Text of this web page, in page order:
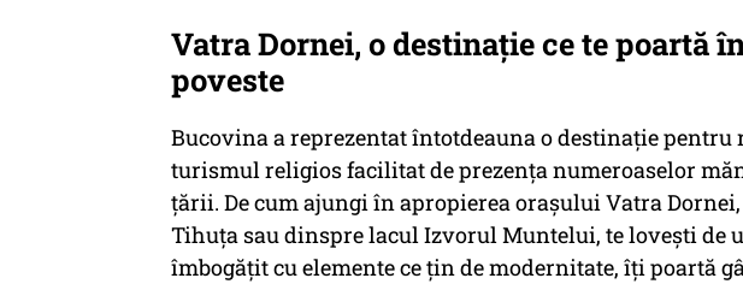
Vatra Dornei, o destinație ce te poartă
poveste
Bucovina a reprezentat întotdeauna o destinație
turismul religios facilitat de prezența numeroaselor
țării. De cum ajungi în apropierea orașului Vatra
Tihuța sau dinspre lacul Izvorul Muntelui, te lovești de
îmbogățit cu elemente ce țin de modernitate, îți poartă